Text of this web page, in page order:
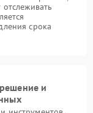
срока
и